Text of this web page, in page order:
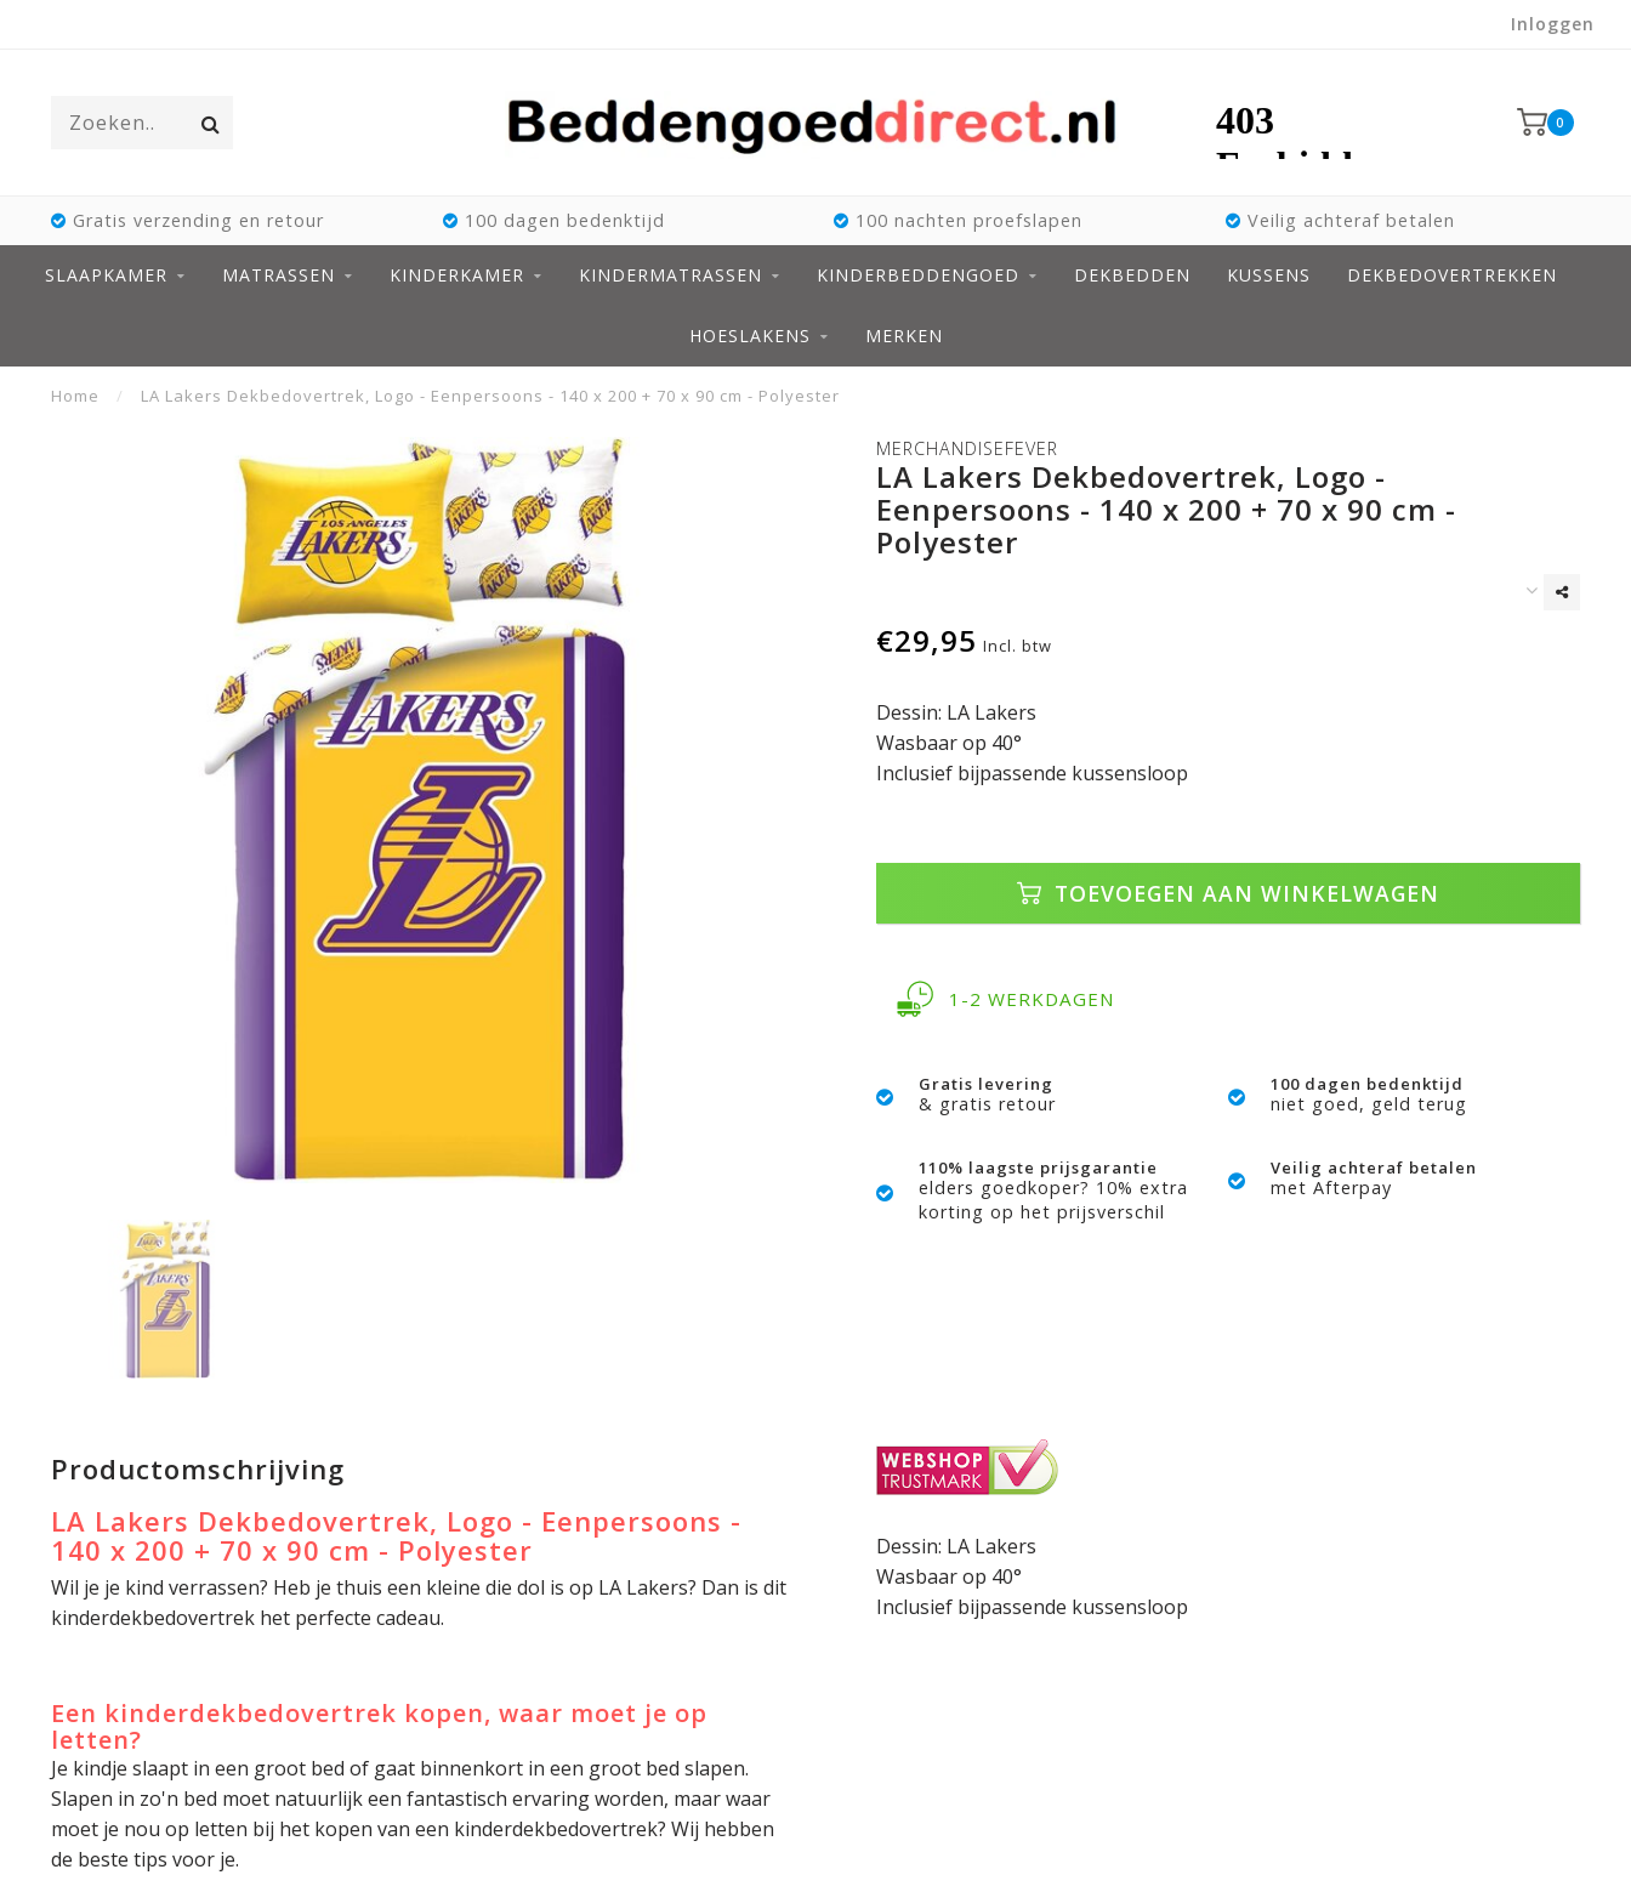
Inloggen
0
Gratis verzending en retour 100 dagen bedenktijd 100 nachten proefslapen Veilig achteraf betalen
SLAAPKAMER MATRASSEN KINDERKAMER KINDERMATRASSEN KINDERBEDDENGOED DEKBEDDEN KUSSENS DEKBEDOVERTREKKEN
HOESLAKENS MERKEN
Home / LA Lakers Dekbedovertrek, Logo - Eenpersoons - 140 x 200 + 70 x 90 cm - Polyester
MERCHANDISEFEVER
LA Lakers Dekbedovertrek, Logo -
Eenpersoons - 140 x 200 + 70 x 90 cm -
Polyester
€29,95 Incl. btw
Dessin: LA Lakers
Wasbaar op 40°
Inclusief bijpassende kussensloop
TOEVOEGEN AAN WINKELWAGEN
1-2 WERKDAGEN
Gratis levering
& gratis retour
100 dagen bedenktijd
niet goed, geld terug
110% laagste prijsgarantie
elders goedkoper? 10% extra
korting op het prijsverschil
Veilig achteraf betalen
met Afterpay
Productomschrijving
LA Lakers Dekbedovertrek, Logo - Eenpersoons -
140 x 200 + 70 x 90 cm - Polyester
Wil je je kind verrassen? Heb je thuis een kleine die dol is op LA Lakers? Dan is dit
kinderdekbedovertrek het perfecte cadeau.
Een kinderdekbedovertrek kopen, waar moet je op
letten?
Je kindje slaapt in een groot bed of gaat binnenkort in een groot bed slapen.
Slapen in zo'n bed moet natuurlijk een fantastisch ervaring worden, maar waar
moet je nou op letten bij het kopen van een kinderdekbedovertrek? Wij hebben
de beste tips voor je.
Dessin: LA Lakers
Wasbaar op 40°
Inclusief bijpassende kussensloop